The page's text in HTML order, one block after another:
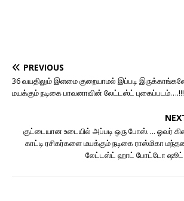
PREVIOUS
36 வயதிலும் இளமை குறையாமல் இப்படி
மயக்கும் நடிகை பாவனாவின் லேட்டஸ்ட்
குட்டையான உடையில் அப்படி ஒரு போஸ்…. ஓவர்
காட்டி ரசிகர்களை மயக்கும் நடிகை ராஸ்மிகா
லேட்டஸ்ட் ஹாட் போட்டோ